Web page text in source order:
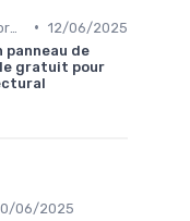
• 12/06/2025
panneau de
gratuit pour
06/2025